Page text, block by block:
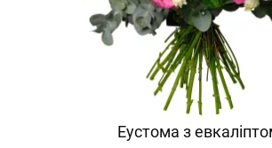
Еустома з